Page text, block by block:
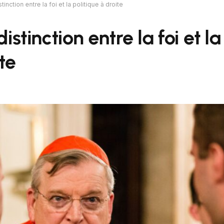
entre la foi et la politique à droite
entre la foi et la